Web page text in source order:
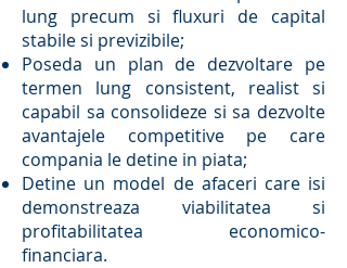
lung precum si fluxuri de capital
stabile si previzibile;
Poseda un plan de dezvoltare pe
termen lung consistent, realist si
capabil sa consolideze si sa dezvolte
avantajele competitive pe care
compania le detine in piata;
Detine un model de afaceri care isi
demonstreaza viabilitatea si
profitabilitatea economico-
financiara.